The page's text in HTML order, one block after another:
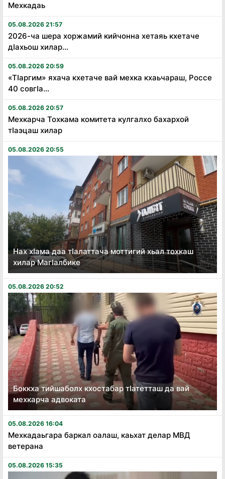
Мехкадаь
05.08.2026 21:57
2026-ча шера хоржамий кийчонна хетаяь кхетаче
дӏахьош хилар...
05.08.2026 20:59
«Тӏаргим» яхача кхетаче вай мехка кхаьчараш, Россе
40 совгӏа...
05.08.2026 20:57
Мехкарча Тохкама комитета кулгалхо бахархой
тӏаэцаш хилар
05.08.2026 20:55
Нах хӏама даа тӏалаттача моттигий хьал тохкаш
хилар Магӏалбике
05.08.2026 20:52
Боккха тийшаболх кхостабар тӏатетташ да вай
мехкарча адвоката
05.08.2026 16:04
Мехкадаьгара баркал оалаш, каьхат делар МВД
ветерана
05.08.2026 15:35